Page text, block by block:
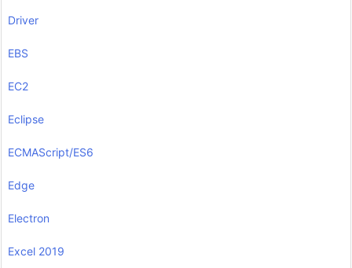
Driver
EBS
EC2
Eclipse
ECMAScript/ES6
Edge
Electron
Excel 2019